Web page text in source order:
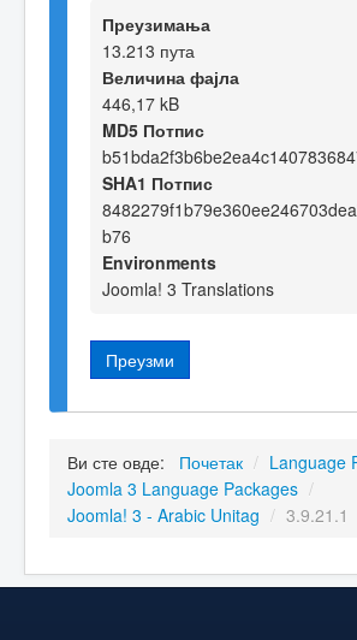
Преузимања
13.213 пута
Величина фајла
446,17 kB
MD5 Потпис
SHA1 Потпис
b76
Environments
Joomla! 3 Translations
Преузми
Ви сте овде: Почетак / Language
Joomla 3 Language Packages /
Joomla! 3 - Arabic Unitag / 3.9.21.1